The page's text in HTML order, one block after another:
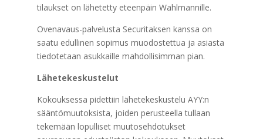
tilaukset on lähetetty eteenpäin Wahlmannille.
Ovenavaus-palvelusta Securitaksen kanssa on
saatu edullinen sopimus muodostettua ja asiasta
tiedotetaan asukkaille mahdollisimman pian.
Lähetekeskustelut
Kokouksessa pidettiin lähetekeskustelu AYY:n
sääntömuutoksista, joiden perusteella tullaan
tekemään lopulliset muutosehdotukset